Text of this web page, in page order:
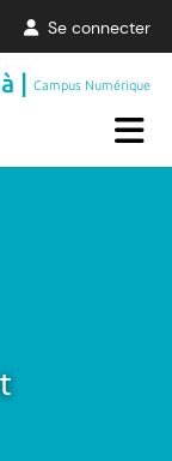
Se connecter
|Campus Numérique